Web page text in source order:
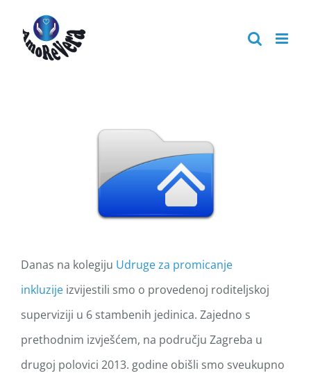
content
Danas na kolegiju Udruge za promicanje
inkluzije izvijestili smo o provedenoj roditeljskoj
superviziji u 6 stambenih jedinica. Zajedno s
prethodnim izvješćem, na području Zagreba u
drugoj polovici 2013. godine obišli smo sveukupno